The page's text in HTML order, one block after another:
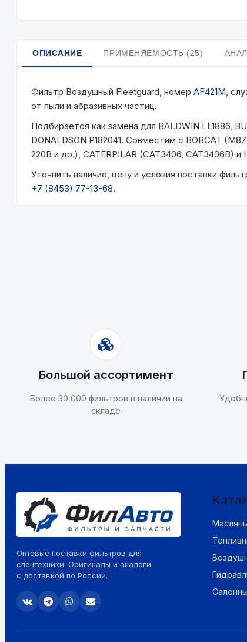
ОПИСАНИЕ ПРИМЕНЯЕМОСТЬ (25)
Фильтр Воздушный Fleetguard, номер AF421М,
от пыли и абразивных частиц.
Подбирается как замена для BALDWIN LL1886,
DONALDSON P182041. Совместим с BOBCAT
220B и др.), CATERPILAR (CAT3406, CAT3406B) и
Уточнить наличие, цену и условия поставки
+7 (8453) 77-13-68.
Большой ассортимент
Более 30 000 фильтров в наличии на
складе
Оптовые поставки фильтров для
спецтехники. Оригиналы и аналоги
с доставкой по России.